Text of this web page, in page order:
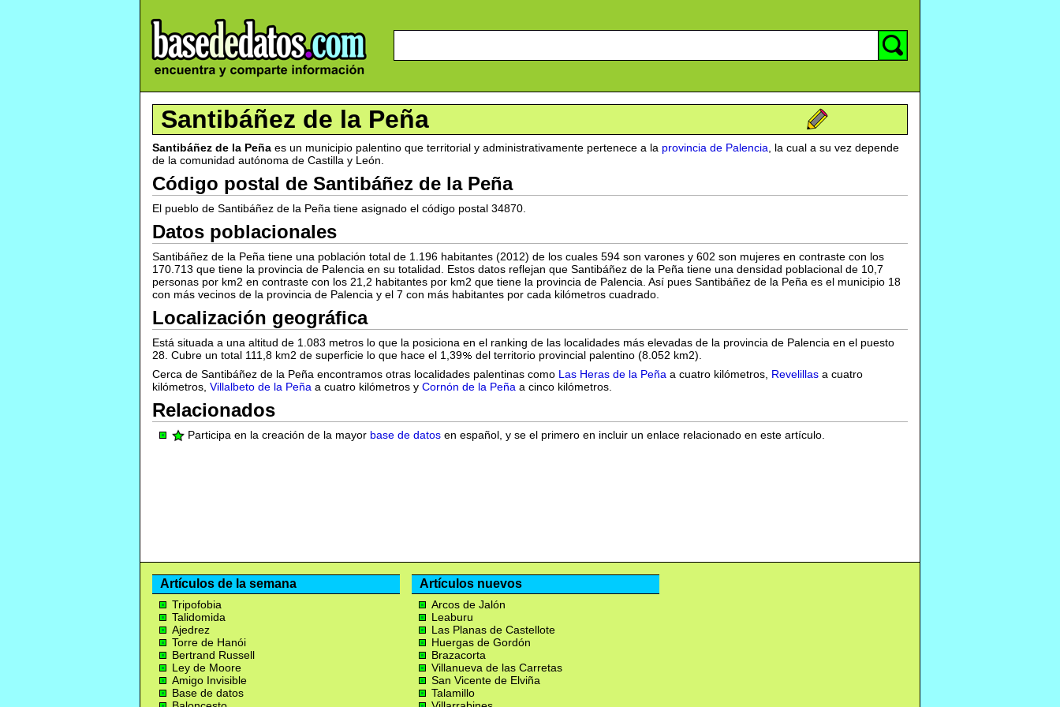
Santibáñez de la Peña
Santibáñez de la Peña es un municipio palentino que territorial y administrativamente pertenece a la provincia de Palencia , la cual a su vez depende
de la comunidad autónoma de Castilla y León.
Código postal de Santibáñez de la Peña
El pueblo de Santibáñez de la Peña tiene asignado el código postal 34870.
Datos poblacionales
Santibáñez de la Peña tiene una población total de 1.196 habitantes (2012) de los cuales 594 son varones y 602 son mujeres en contraste con los
170.713 que tiene la provincia de Palencia en su totalidad. Estos datos reflejan que Santibáñez de la Peña tiene una densidad poblacional de 10,7
personas por km2 en contraste con los 21,2 habitantes por km2 que tiene la provincia de Palencia. Así pues Santibáñez de la Peña es el municipio 18
con más vecinos de la provincia de Palencia y el 7 con más habitantes por cada kilómetros cuadrado.
Localización geográfica
Está situada a una altitud de 1.083 metros lo que la posiciona en el ranking de las localidades más elevadas de la provincia de Palencia en el puesto
28. Cubre un total 111,8 km2 de superficie lo que hace el 1,39
del territorio provincial palentino (8.052 km2).
Cerca de Santibáñez de la Peña encontramos otras localidades palentinas como Las Heras de la Peña a cuatro kilómetros, Revelillas a cuatro
kilómetros, Villalbeto de la Peña a cuatro kilómetros y Cornón de la Peña a cinco kilómetros.
Relacionados
Participa en la creación de la mayor base de datos en español, y se el primero en incluir un enlace relacionado en este artículo.
Artículos de la semana
Tripofobia
Talidomida
Ajedrez
Torre de Hanói
Bertrand Russell
Ley de Moore
Amigo Invisible
Base de datos
Artículos nuevos
Arcos de Jalón
Leaburu
Las Planas de Castellote
Huergas de Gordón
Brazacorta
Villanueva de las Carretas
San Vicente de Elviña
Talamillo